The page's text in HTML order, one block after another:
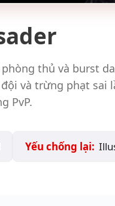
thủ và burst
và trừng phạt sai
PvP.
Yếu chống lại: